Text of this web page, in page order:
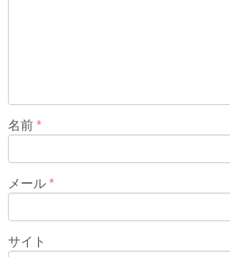
名前 *
メール *
サイト